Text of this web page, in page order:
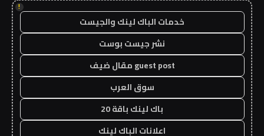
!
خدمات الباك لينك والجيست
نشر جيست بوست
guest post مقال ضيف
سوق العرب
باك لينك باقة 20
اعلانات الباك لينك